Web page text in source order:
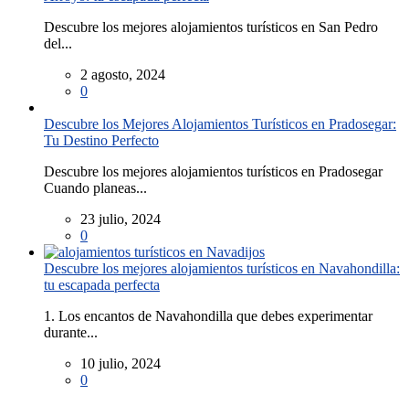
Descubre los mejores alojamientos turísticos en San Pedro
del...
2 agosto, 2024
0
Descubre los Mejores Alojamientos Turísticos en Pradosegar:
Tu Destino Perfecto
Descubre los mejores alojamientos turísticos en Pradosegar
Cuando planeas...
23 julio, 2024
0
Descubre los mejores alojamientos turísticos en Navahondilla:
tu escapada perfecta
1. Los encantos de Navahondilla que debes experimentar
durante...
10 julio, 2024
0